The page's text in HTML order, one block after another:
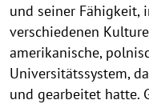
und seiner Fähigkeit,
verschiedenen
amerikanische,
Universitätssystem,
und gearbeitet hatte.